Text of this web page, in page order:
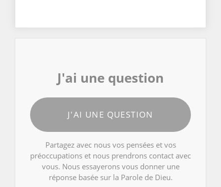
J'ai une question
J'AI UNE QUESTION
Partagez avec nous vos pensées et vos
préoccupations et nous prendrons contact avec
vous. Nous essayerons vous donner une
réponse basée sur la Parole de Dieu.